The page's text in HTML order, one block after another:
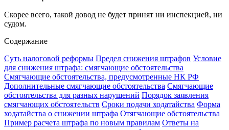
Скорее всего, такой довод не будет принят ни инспекцией, ни
судом.
Содержание
Суть налоговой реформы Предел снижения штрафов Условие
для снижения штрафа: смягчающие обстоятельства
Смягчающие обстоятельства, предусмотренные НК РФ
Дополнительные смягчающие обстоятельства Смягчающие
обстоятельства для разных нарушений Порядок заявления
смягчающих обстоятельств Сроки подачи ходатайства Форма
ходатайства о снижении штрафа Отягчающие обстоятельства
Пример расчета штрафа по новым правилам Ответы на